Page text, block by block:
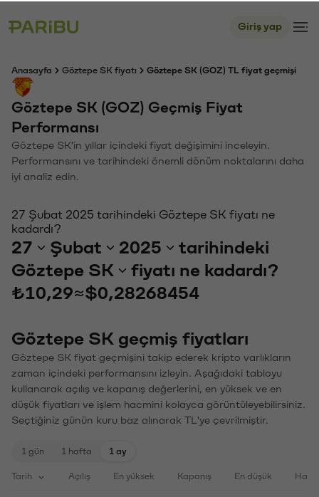
Giriş yap
Anasayfa Göztepe SK fiyatı Göztepe SK (GOZ) TL fiyat geçmişi
Göztepe SK (GOZ) Geçmiş Fiyat
Performansı
Göztepe SK'in yıllar içindeki fiyat değişimini inceleyin.
Performansını ve tarihindeki önemli dönüm noktalarını daha
iyi analiz edin.
27 Şubat 2025 tarihindeki Göztepe SK fiyatı ne
kadardı?
27 Şubat 2025
tarihindeki
Göztepe SK
fiyatı ne kadardı?
₺10,29≈$0,28268454
Göztepe SK geçmiş fiyatları
Göztepe SK fiyat geçmişini takip ederek kripto varlıkların
zaman içindeki performansını izleyin. Aşağıdaki tabloyu
kullanarak açılış ve kapanış değerlerini, en yüksek ve en
düşük fiyatları ve işlem hacmini kolayca görüntüleyebilirsiniz.
Seçtiğiniz günün kuru baz alınarak TL'ye çevrilmiştir.
1 gün 1 hafta 1 ay
Tarih Açılış En yüksek Kapanış En düşük